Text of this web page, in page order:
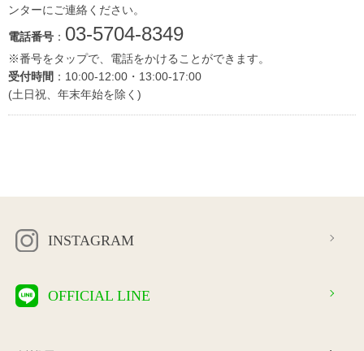
ンターにご連絡ください。
電話番号 ： 03-5704-8349
※番号をタップで、電話をかけることができます。
受付時間 ：10:00-12:00・13:00-17:00
(土日祝、年末年始を除く)
INSTAGRAM
OFFICIAL LINE